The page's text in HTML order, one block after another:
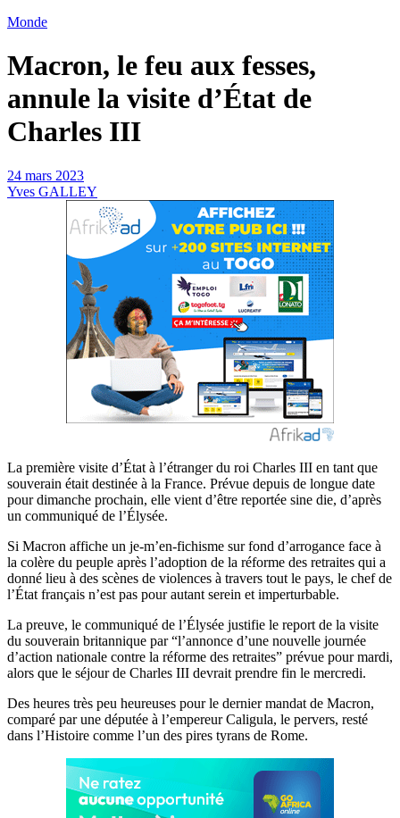
Monde
Macron, le feu aux fesses,
annule la visite d’État de
Charles III
24 mars 2023
Yves GALLEY
La première visite d’État à l’étranger du roi Charles III en tant que
souverain était destinée à la France. Prévue depuis de longue date
pour dimanche prochain, elle vient d’être reportée sine die, d’après
un communiqué de l’Élysée.
Si Macron affiche un je-m’en-fichisme sur fond d’arrogance face à
la colère du peuple après l’adoption de la réforme des retraites qui a
donné lieu à des scènes de violences à travers tout le pays, le chef de
l’État français n’est pas pour autant serein et imperturbable.
La preuve, le communiqué de l’Élysée justifie le report de la visite
du souverain britannique par “l’annonce d’une nouvelle journée
d’action nationale contre la réforme des retraites” prévue pour mardi,
alors que le séjour de Charles III devrait prendre fin le mercredi.
Des heures très peu heureuses pour le dernier mandat de Macron,
comparé par une députée à l’empereur Caligula, le pervers, resté
dans l’Histoire comme l’un des pires tyrans de Rome.